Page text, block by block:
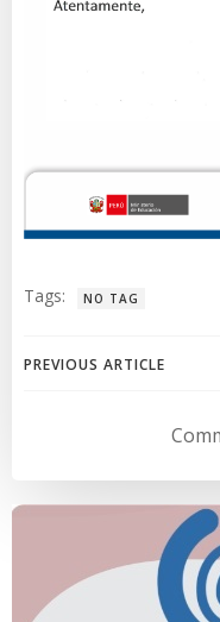
Tags: NO TAG
PREVIOUS ARTICLE